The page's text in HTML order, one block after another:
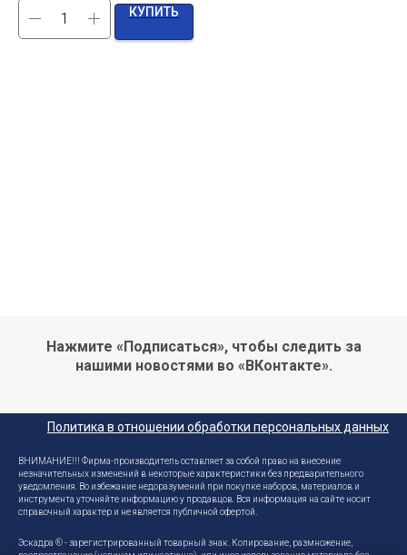
КУПИТЬ
Нажмите «Подписаться», чтобы следить за
нашими новостями во «ВКонтакте».
Политика в отношении обработки персональных данных
ВНИМАНИЕ!!! Фирма-производитель оставляет за собой право на внесение
незначительных изменений в некоторые характеристики без предварительного
уведомления. Во избежание недоразумений при покупке наборов, материалов и
инструмента уточняйте информацию у продавцов. Вся информация на сайте носит
справочный характер и не является публичной офертой.
Эскадра ® - зарегистрированный товарный знак. Копирование, размножение,